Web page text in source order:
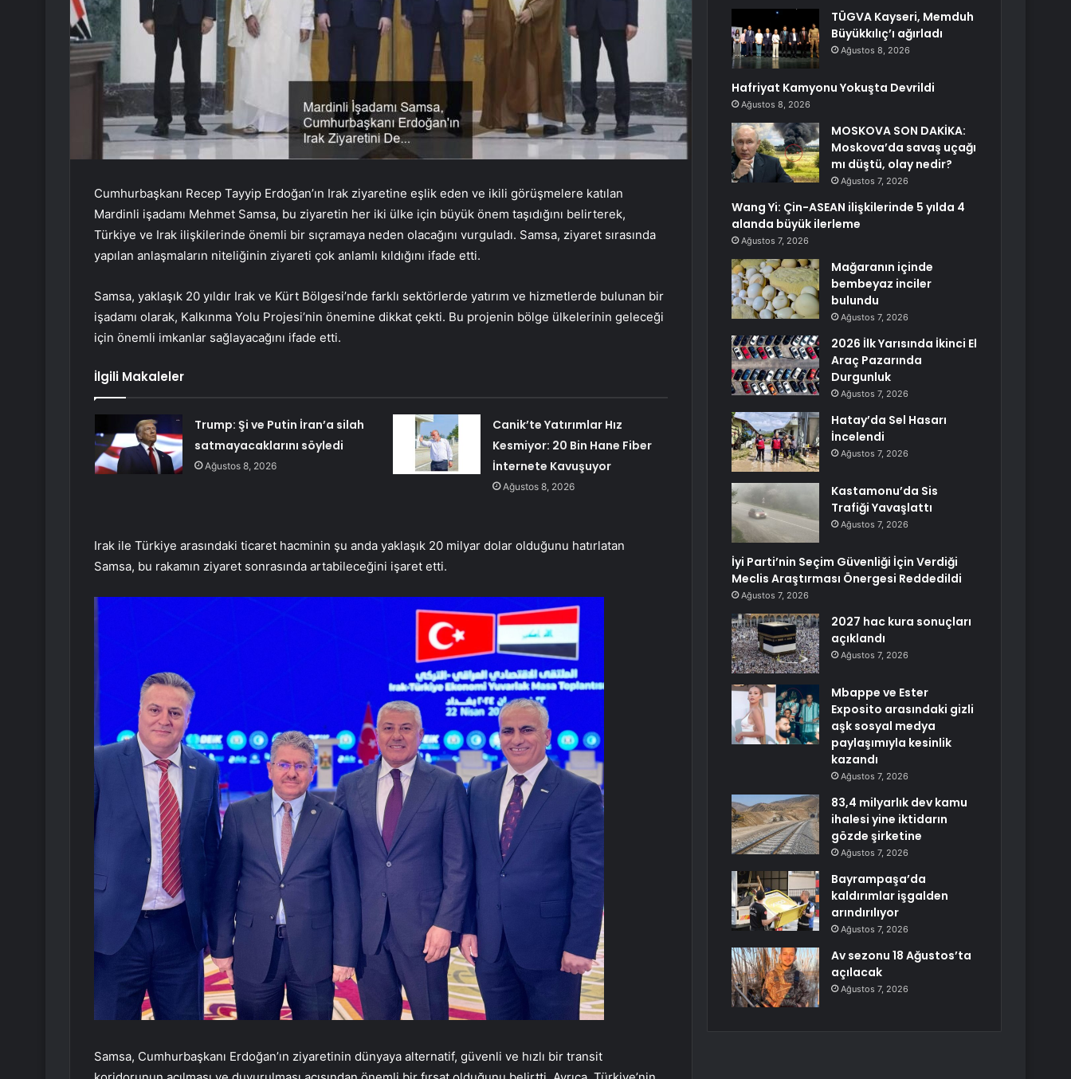
Cumhurbaşkanı Recep Tayyip Erdoğan’ın Irak ziyaretine eşlik eden ve ikili görüşmelere katılan
Mardinli işadamı Mehmet Samsa, bu ziyaretin her iki ülke için büyük önem taşıdığını belirterek,
Türkiye ve Irak ilişkilerinde önemli bir sıçramaya neden olacağını vurguladı. Samsa, ziyaret sırasında
yapılan anlaşmaların niteliğinin ziyareti çok anlamlı kıldığını ifade etti.
Samsa, yaklaşık 20 yıldır Irak ve Kürt Bölgesi’nde farklı sektörlerde yatırım ve hizmetlerde bulunan bir
işadamı olarak, Kalkınma Yolu Projesi’nin önemine dikkat çekti. Bu projenin bölge ülkelerinin geleceği
için önemli imkanlar sağlayacağını ifade etti.
İlgili Makaleler
Trump: Şi ve Putin İran’a silah
satmayacaklarını söyledi
Ağustos 8, 2026
Canik’te Yatırımlar Hız
Kesmiyor: 20 Bin Hane Fiber
İnternete Kavuşuyor
Ağustos 8, 2026
Irak ile Türkiye arasındaki ticaret hacminin şu anda yaklaşık 20 milyar dolar olduğunu hatırlatan
Samsa, bu rakamın ziyaret sonrasında artabileceğini işaret etti.
Samsa, Cumhurbaşkanı Erdoğan’ın ziyaretinin dünyaya alternatif, güvenli ve hızlı bir transit
TÜGVA Kayseri, Memduh
Büyükkılıç’ı ağırladı
Ağustos 8, 2026
Hafriyat Kamyonu Yokuşta Devrildi
Ağustos 8, 2026
MOSKOVA SON DAKİKA:
Moskova’da savaş uçağı
mı düştü, olay nedir?
Ağustos 7, 2026
Wang Yi: Çin-ASEAN ilişkilerinde 5 yılda 4
alanda büyük ilerleme
Ağustos 7, 2026
Mağaranın içinde
bembeyaz inciler
bulundu
Ağustos 7, 2026
2026 İlk Yarısında İkinci El
Araç Pazarında
Durgunluk
Ağustos 7, 2026
Hatay’da Sel Hasarı
İncelendi
Ağustos 7, 2026
Kastamonu’da Sis
Trafiği Yavaşlattı
Ağustos 7, 2026
İyi Parti’nin Seçim Güvenliği İçin Verdiği
Meclis Araştırması Önergesi Reddedildi
Ağustos 7, 2026
2027 hac kura sonuçları
açıklandı
Ağustos 7, 2026
Mbappe ve Ester
Exposito arasındaki gizli
aşk sosyal medya
paylaşımıyla kesinlik
kazandı
Ağustos 7, 2026
83,4 milyarlık dev kamu
ihalesi yine iktidarın
gözde şirketine
Ağustos 7, 2026
Bayrampaşa’da
kaldırımlar işgalden
arındırılıyor
Ağustos 7, 2026
Av sezonu 18 Ağustos’ta
açılacak
Ağustos 7, 2026